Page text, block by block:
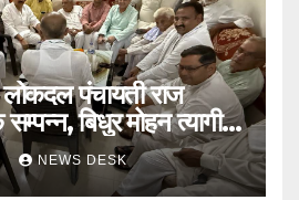
लोकदल पंचायती राज
बिधुर मोहन त्यागी
NEWS DESK